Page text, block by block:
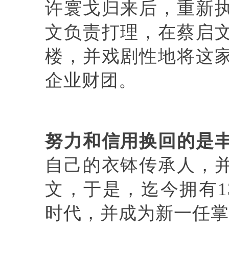
许寰戈归来后，重新
文负责打理，在蔡启
楼，并戏剧性地将这
企业财团。
努力和信用换回的是
自己的衣钵传承人，
文，于是，迄今拥有
时代，并成为新一任